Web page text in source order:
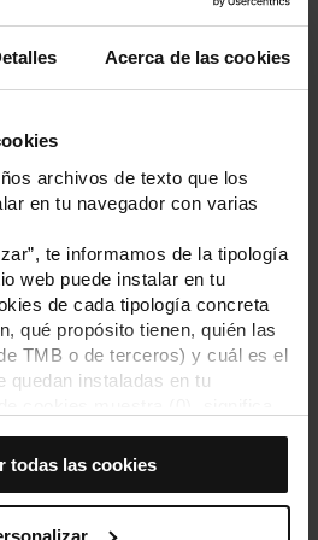
Acerca de las cookies
archivos de texto que los
en tu navegador con varias
te informamos de la tipología
web puede instalar en tu
de cada tipología concreta
qué propósito tienen, quién las
TMB o de terceros) y cuál es el
quedan instaladas en tu
todas las cookies”, permites
se instalen en tu navegador.
a la derecha de cada
indicar si quieres que se
todas las cookies
de votacions de la
del Subtravelling
la participació al web del
i amants del cinema curt
que participen a